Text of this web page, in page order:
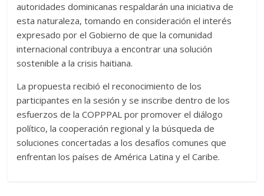
autoridades dominicanas respaldarán una iniciativa de
esta naturaleza, tomando en consideración el interés
expresado por el Gobierno de que la comunidad
internacional contribuya a encontrar una solución
sostenible a la crisis haitiana.
La propuesta recibió el reconocimiento de los
participantes en la sesión y se inscribe dentro de los
esfuerzos de la COPPPAL por promover el diálogo
político, la cooperación regional y la búsqueda de
soluciones concertadas a los desafíos comunes que
enfrentan los países de América Latina y el Caribe.